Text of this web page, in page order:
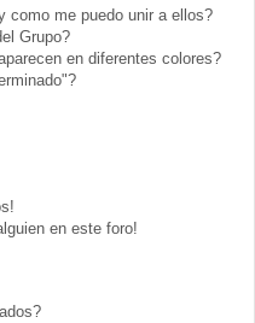
como me puedo unir a ellos?
Grupo?
en diferentes colores?
en este foro!